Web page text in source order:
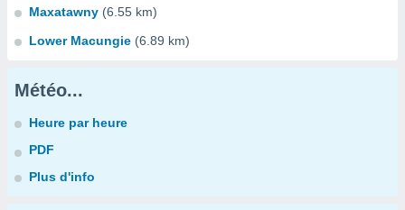
Maxatawny (6.55 km)
Lower Macungie (6.89 km)
Météo...
Heure par heure
PDF
Plus d'info